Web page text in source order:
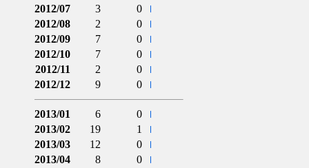
2012/07
3
0
2012/08
2
0
2012/09
7
0
2012/10
7
0
2012/11
2
0
2012/12
9 0
2013/01 6
0
2013/02
19
1
2013/03
12
0
2013/04
8
0